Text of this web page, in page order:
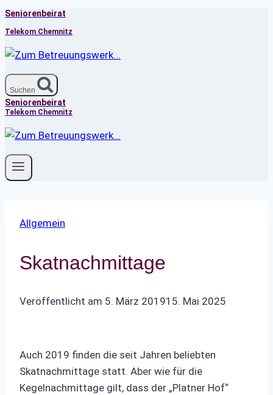
Zum
Inhalt
springen
Seniorenbeirat
Telekom Chemnitz
Suchen
Seniorenbeirat
Telekom Chemnitz
Allgemein
Skatnachmittage
Veröffentlicht am 5. März 201915. Mai 2025
Auch 2019 finden die seit Jahren beliebten
Skatnachmittage statt. Aber wie für die
Kegelnachmittage gilt, dass der „Platner Hof“